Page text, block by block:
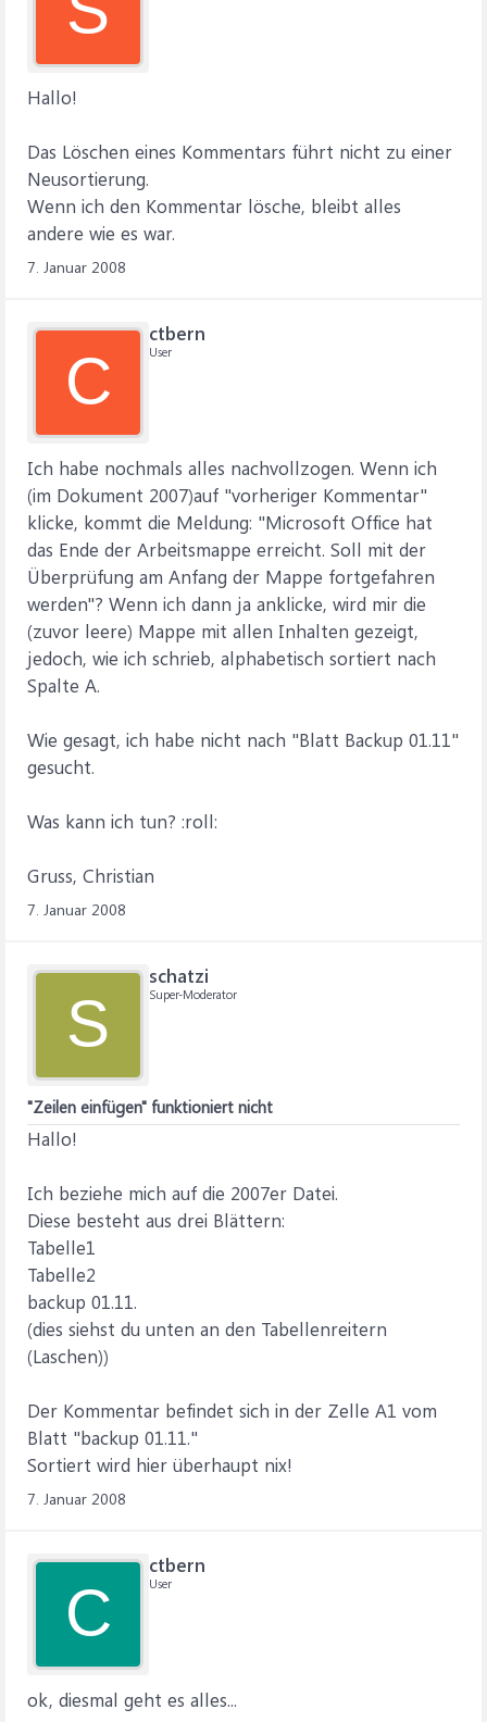
Hallo!
Das Löschen eines Kommentars führt nicht zu einer
Neusortierung.
Wenn ich den Kommentar lösche, bleibt alles
andere wie es war.
7. Januar 2008
C
ctbern
User
Ich habe nochmals alles nachvollzogen. Wenn ich
(im Dokument 2007)auf "vorheriger Kommentar"
klicke, kommt die Meldung: "Microsoft Office hat
das Ende der Arbeitsmappe erreicht. Soll mit der
Überprüfung am Anfang der Mappe fortgefahren
werden"? Wenn ich dann ja anklicke, wird mir die
(zuvor leere) Mappe mit allen Inhalten gezeigt,
jedoch, wie ich schrieb, alphabetisch sortiert nach
Spalte A.
Wie gesagt, ich habe nicht nach "Blatt Backup 01.11"
gesucht.
Was kann ich tun? :roll:
Gruss, Christian
7. Januar 2008
S
schatzi
Super-Moderator
"Zeilen einfügen" funktioniert nicht
Hallo!
Ich beziehe mich auf die 2007er Datei.
Diese besteht aus drei Blättern:
Tabelle1
Tabelle2
backup 01.11.
(dies siehst du unten an den Tabellenreitern
(Laschen))
Der Kommentar befindet sich in der Zelle A1 vom
Blatt "backup 01.11."
Sortiert wird hier überhaupt nix!
7. Januar 2008
C
ctbern
User
ok, diesmal geht es alles...